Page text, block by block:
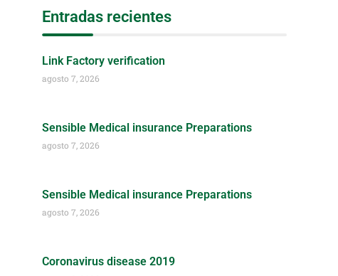
Entradas recientes
Link Factory verification
agosto 7, 2026
Sensible Medical insurance Preparations
agosto 7, 2026
Sensible Medical insurance Preparations
agosto 7, 2026
Coronavirus disease 2019